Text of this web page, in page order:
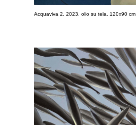
Acquaviva 2, 2023, olio su tela, 120x90 cm